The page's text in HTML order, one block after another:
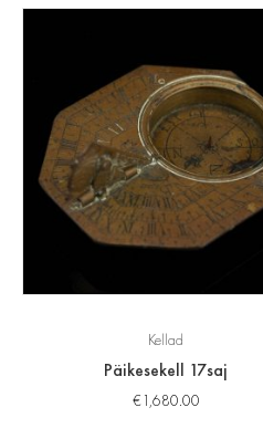
Kellad
Päikesekell 17saj
€1,680.00